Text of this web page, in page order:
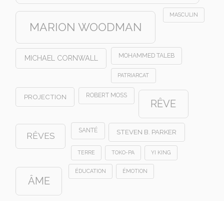
MARION WOODMAN
MASCULIN
MICHAEL CORNWALL MOHAMMED TALEB
PATRIARCAT
PROJECTION ROBERT MOSS
RÊVE
RÊVES
SANTÉ STEVEN B. PARKER
TERRE TOKO-PA YI KING
ÂME
ÉDUCATION ÉMOTION